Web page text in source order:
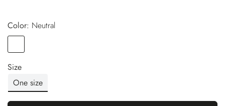
Color:
neutral
Size
One size